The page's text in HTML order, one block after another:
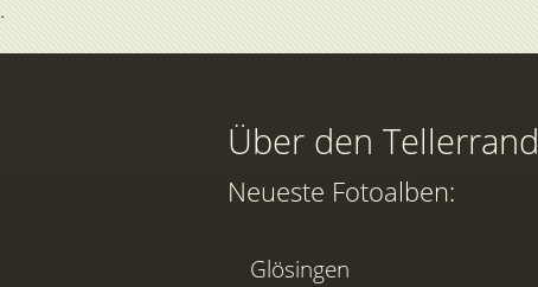
Über den Tellerrand
Neueste Fotoalben:
Glösingen